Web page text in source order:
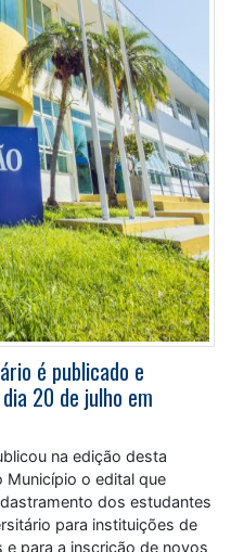
é publicado e
20 de julho em
na edição desta
Município o edital que
dos estudantes
para instituições de
para a inscrição de novos